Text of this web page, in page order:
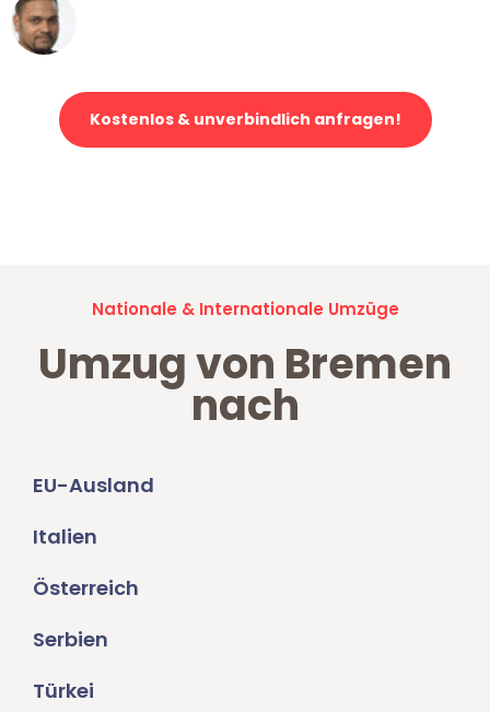
Kostenlos & unverbindlich anfragen!
Nationale & Internationale Umzüge
Umzug von Bremen
nach
EU-Ausland
Italien
Österreich
Serbien
Türkei